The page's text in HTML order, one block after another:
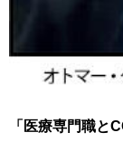
「医療専門職と